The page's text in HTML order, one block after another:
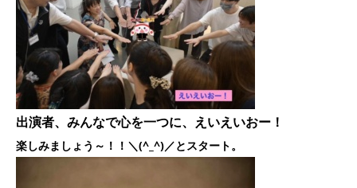
出演者、みんなで心を一つに、えいえいおー！
楽しみましょう～！！＼(^_^)／とスタート。